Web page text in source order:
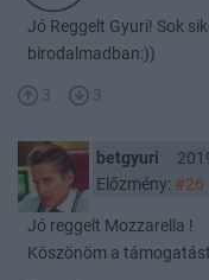
Jó Reggelt Gyuri! Sok
birodalmadban:))
3 3
betgyuri
Előzmény: #26
Jó reggelt Mozzarella !
Köszönöm a